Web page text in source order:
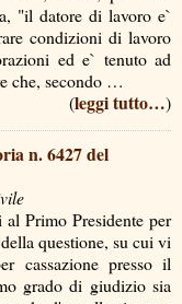
"il datore di lavoro e`
condizioni di lavoro
ed e` tenuto ad
che, secondo …
(leggi tutto…)
n. 6427 del
Primo Presidente per
questione, su cui vi
cassazione presso il
grado di giudizio sia